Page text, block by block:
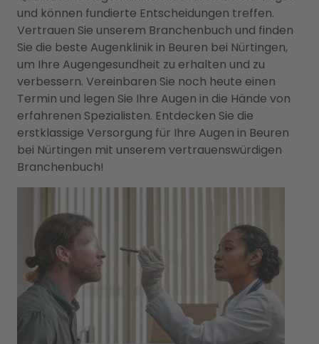
und können fundierte Entscheidungen treffen.
Vertrauen Sie unserem Branchenbuch und finden
Sie die beste Augenklinik in Beuren bei Nürtingen,
um Ihre Augengesundheit zu erhalten und zu
verbessern. Vereinbaren Sie noch heute einen
Termin und legen Sie Ihre Augen in die Hände von
erfahrenen Spezialisten. Entdecken Sie die
erstklassige Versorgung für Ihre Augen in Beuren
bei Nürtingen mit unserem vertrauenswürdigen
Branchenbuch!